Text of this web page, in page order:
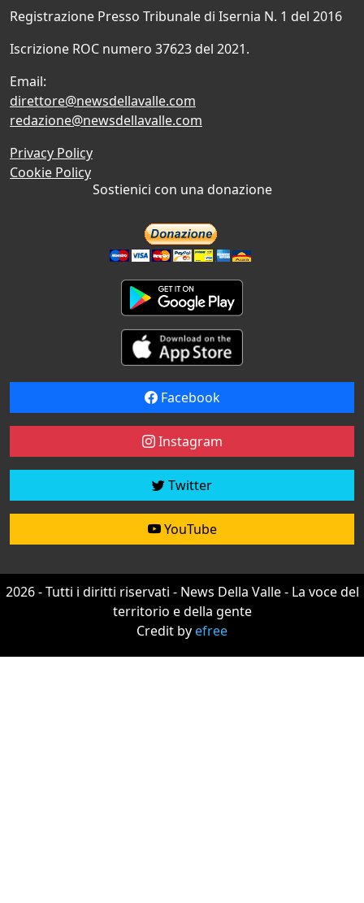
Registrazione Presso Tribunale di Isernia N. 1 del 2016
Iscrizione ROC numero 37623 del 2021.
Email:
direttore@newsdellavalle.com
redazione@newsdellavalle.com
Privacy Policy
Cookie Policy
Sostienici con una donazione
Facebook
Instagram
Twitter
YouTube
2026 - Tutti i diritti riservati - News Della Valle - La voce del
territorio e della gente
Credit byefree